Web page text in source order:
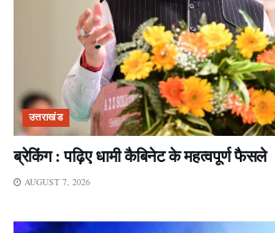
उत्तराखंड
ब्रेकिंग : पढ़िए धामी कैबिनेट के महत्वपूर्ण फैसले
AUGUST 7, 2026